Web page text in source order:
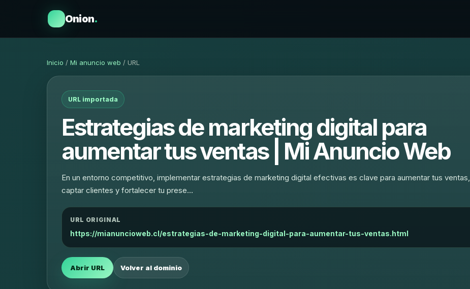
Onion.
Inicio / Mi anuncio web / URL
URL importada
Estrategias de marketing digital para
aumentar tus ventas | Mi Anuncio Web
En un entorno competitivo, implementar estrategias de marketing digital efectivas es clave para aumentar tus ventas,
captar clientes y fortalecer tu prese…
URL ORIGINAL
https://mianuncioweb.cl/estrategias-de-marketing-digital-para-aumentar-tus-ventas.html
Abrir URL Volver al dominio